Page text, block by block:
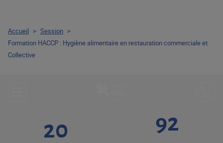
20 92
Accueil > Session >
Formation HACCP : Hygiène alimentaire en restauration commerciale et
Collective